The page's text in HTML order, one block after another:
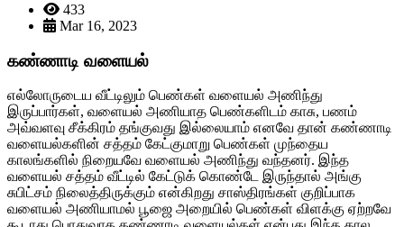
433
Mar 16, 2023
கண்ணாடி வளையல்
எல்லோருடைய வீட்டிலும் பெண்கள் வளையல் அணிந்து
இருப்பார்கள், வளையல் அணியாத பெண்களிடம் காசு, பணம்
அவ்வளவு சீக்கிரம் தங்குவது இல்லையாம் எனவே தான் கண்ணாடி
வளையல்களின் சத்தம் கேட்குமாறு பெண்கள் முந்தைய
காலங்களில் நிறையவே வளையல் அணிந்து வந்தனர். இந்த
வளையல் சத்தம் வீட்டில் கேட்டுக் கொண்டே இருந்தால் அங்கு
சுபிட்சம் நிலைத்திருக்கும் என்கிறது சாஸ்திரங்கள் குறிப்பாக
வளையல் அணியாமல் பூஜை அறையில் பெண்கள் விளக்கு ஏற்றவே